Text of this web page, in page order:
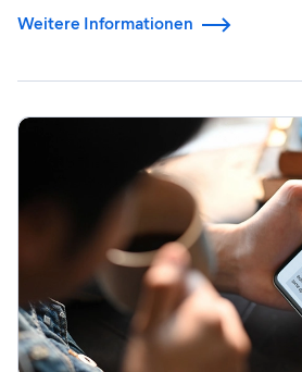
Weitere Informationen